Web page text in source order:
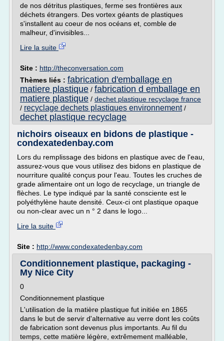
de nos détritus plastiques, ferme ses frontières aux
déchets étrangers. Des vortex géants de plastiques
s'installent au coeur de nos océans et, comble de
malheur, d'invisibles...
Lire la suite
Site : http://theconversation.com
Thèmes liés : fabrication d'emballage en
matiere plastique / fabrication d emballage en
matiere plastique / dechet plastique recyclage france
/ recyclage dechets plastiques environnement/
dechet plastique recyclage
nichoirs oiseaux en bidons de plastique -
condexatedenbay.com
Lors du remplissage des bidons en plastique avec de l'eau,
assurez-vous que vous utilisez des bidons en plastique de
nourriture qualité conçus pour l'eau. Toutes les cruches de
grade alimentaire ont un logo de recyclage, un triangle de
flèches. Le type indiqué par la santé consciente est le
polyéthylène haute densité. Ceux-ci ont plastique opaque
ou non-clear avec un n ° 2 dans le logo...
Lire la suite
Site : http://www.condexatedenbay.com
Conditionnement plastique, packaging -
My Nice City
0
Conditionnement plastique
L'utilisation de la matière plastique fut initiée en 1865
dans le but de servir d'alternative au verre dont les coûts
de fabrication sont devenus plus importants. Au fil du
temps, cette matière légère, extrêmement malléable,